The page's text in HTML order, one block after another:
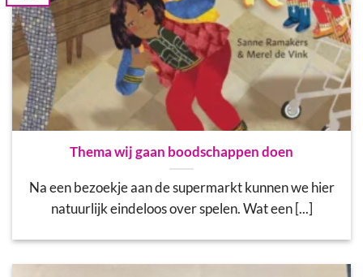
Thema wij gaan boodschappen doen
Na een bezoekje aan de supermarkt kunnen we hier
natuurlijk eindeloos over spelen. Wat een [...]